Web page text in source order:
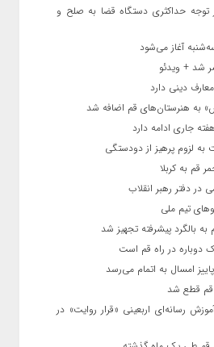
توجه حداکثری دستگاه قضا به صلح و
آغاز می‌شود
شد + ویدئو
دینی دارد
به هنرستان‌های قم اضافه شد
جاری ادامه دارد
به لزوم پرهیز از دودستگی
در دفتر رهبر انقلاب
بالگرد پیشرفته تجهیز شد
دوباره در راه قم است
امسال به اتمام می‌رسد
رسانه‌ای اربعینی «قرار روایت» در